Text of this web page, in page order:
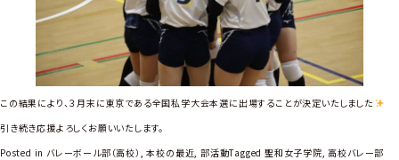
この結果により、３月末に東京である全国私学大会本選に出場することが決定いたしました
引き続き応援よろしくお願いいたします。
Posted in バレーボール部（高校） ,本校の最近,部活動Tagged聖和女子学院,高校バレー部